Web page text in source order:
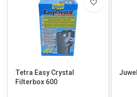
Tetra Easy Crystal
Filterbox 600